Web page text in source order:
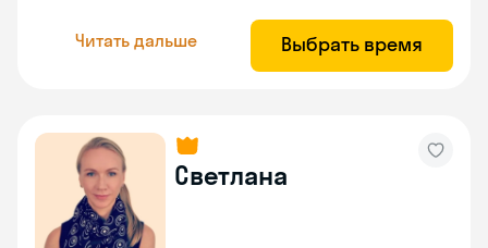
Читать дальше Выбрать время
Светлана